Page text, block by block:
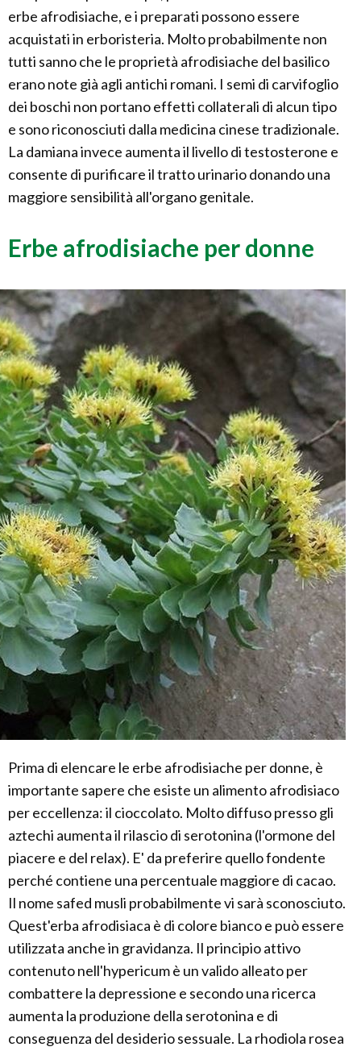
erbe afrodisiache, e i preparati possono essere
acquistati in erboristeria. Molto probabilmente non
tutti sanno che le proprietà afrodisiache del basilico
erano note già agli antichi romani. I semi di carvifoglio
dei boschi non portano effetti collaterali di alcun tipo
e sono riconosciuti dalla medicina cinese tradizionale.
La damiana invece aumenta il livello di testosterone e
consente di purificare il tratto urinario donando una
maggiore sensibilità all'organo genitale.
Erbe afrodisiache per donne
Prima di elencare le erbe afrodisiache per donne, è
importante sapere che esiste un alimento afrodisiaco
per eccellenza: il cioccolato. Molto diffuso presso gli
aztechi aumenta il rilascio di serotonina (l'ormone del
piacere e del relax). E' da preferire quello fondente
perché contiene una percentuale maggiore di cacao.
Il nome safed musli probabilmente vi sarà sconosciuto.
Quest'erba afrodisiaca è di colore bianco e può essere
utilizzata anche in gravidanza. Il principio attivo
contenuto nell'hypericum è un valido alleato per
combattere la depressione e secondo una ricerca
aumenta la produzione della serotonina e di
conseguenza del desiderio sessuale. La rhodiola rosea